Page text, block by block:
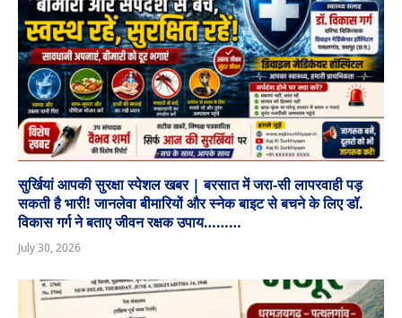
सुर्खियां आपकी सुरक्षा स्पेशल खबर | बरसात में जरा-सी लापरवाही पड़
सकती है भारी! जानलेवा बीमारियों और स्नेक बाइट से बचने के लिए डॉ.
विकास गर्ग ने बताए जीवन रक्षक उपाय………
July 30, 2026